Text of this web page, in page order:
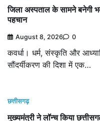
जिला अस्पताल के सामने बनेगी
पहचान
August 8, 2026 0
कवर्धा। धर्म, संस्कृति और
सौंदर्यीकरण की दिशा में एक…
छत्तीसगढ़
मुख्यमंत्री ने लॉन्च किया